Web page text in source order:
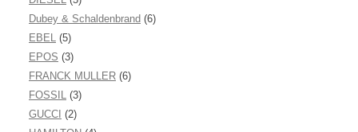
Dubey & Schaldenbrand (6)
EBEL (5)
EPOS (3)
FRANCK MULLER (6)
FOSSIL (3)
GUCCI (2)